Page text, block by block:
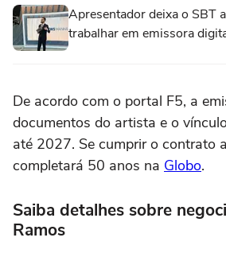
Apresentador deixa o SBT
trabalhar em emissora
De acordo com o portal F5, a
documentos do artista e o
até 2027. Se cumprir o contrato
completará 50 anos na Globo.
Saiba detalhes sobre
Ramos